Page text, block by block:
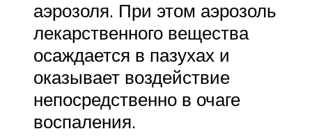
аэрозоля. При этом аэрозоль
лекарственного вещества
осаждается в пазухах и
оказывает воздействие
непосредственно в очаге
воспаления.